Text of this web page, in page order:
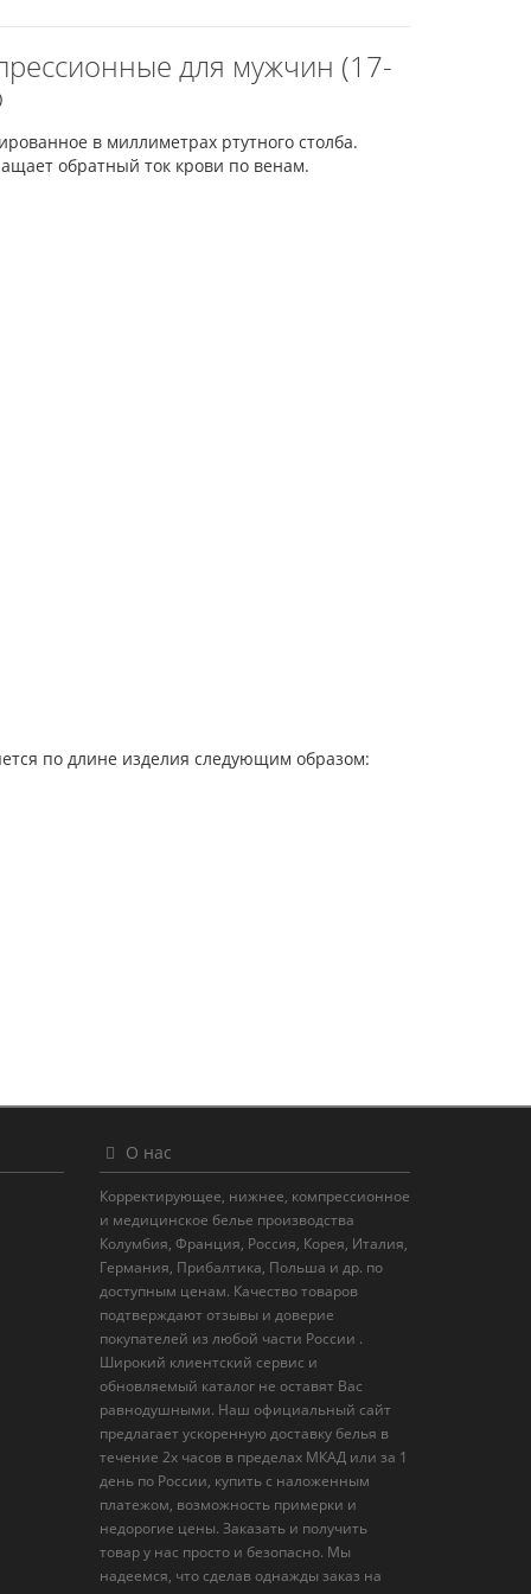
для мужчин (17-
в миллиметрах ртутного столба.
обратный ток крови по венам.
по длине изделия следующим образом:
О нас
Корректирующее, нижнее, компрессионное
и медицинское белье производства
Колумбия, Франция, Россия, Корея, Италия,
Германия, Прибалтика, Польша и др. по
доступным ценам. Качество товаров
подтверждают отзывы и доверие
покупателей из любой части России .
Широкий клиентский сервис и
обновляемый каталог не оставят Вас
равнодушными. Наш официальный сайт
предлагает ускоренную доставку белья в
течение 2х часов в пределах МКАД или за 1
день по России, купить с наложенным
платежом, возможность примерки и
недорогие цены. Заказать и получить
товар у нас просто и безопасно. Мы
надеемся, что сделав однажды заказ на